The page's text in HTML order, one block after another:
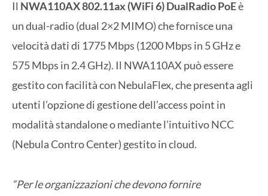
Il NWA110AX 802.11ax (WiFi 6) DualRadio PoEè
un dual-radio (dual 2×2 MIMO) che fornisce una
velocità dati di 1775 Mbps (1200 Mbps in 5 GHz e
575 Mbps in 2.4 GHz). Il NWA110AX può essere
gestito con facilità con NebulaFlex, che presenta agli
utenti l’opzione di gestione dell’access point in
modalità standalone o mediante l’intuitivo NCC
(Nebula Contro Center) gestito in cloud.
“Per le organizzazioni che devono fornire